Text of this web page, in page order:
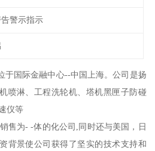
警示指示
于国际金融中心--中国上海。公司是扬
喷淋、工程洗轮机、塔机黑匣子防碰
仪等
售为- -体的化公司,同时还与美国，日
背景使公司获得了坚实的技术支持和